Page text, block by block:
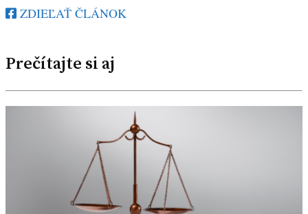
ZDIEĽAŤ ČLÁNOK
Prečítajte si aj